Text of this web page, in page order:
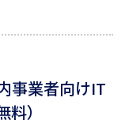
事業者向けIT
）